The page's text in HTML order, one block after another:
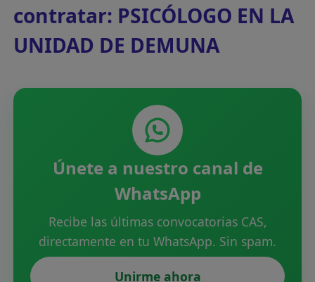
contratar: PSICÓLOGO EN LA
UNIDAD DE DEMUNA
Únete a nuestro canal de
WhatsApp
Recibe las últimas convocatorias CAS,
directamente en tu WhatsApp. Sin spam.
Unirme ahora